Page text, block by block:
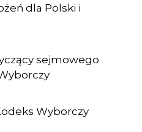
dla Polski i
sejmowego
Wyborczy